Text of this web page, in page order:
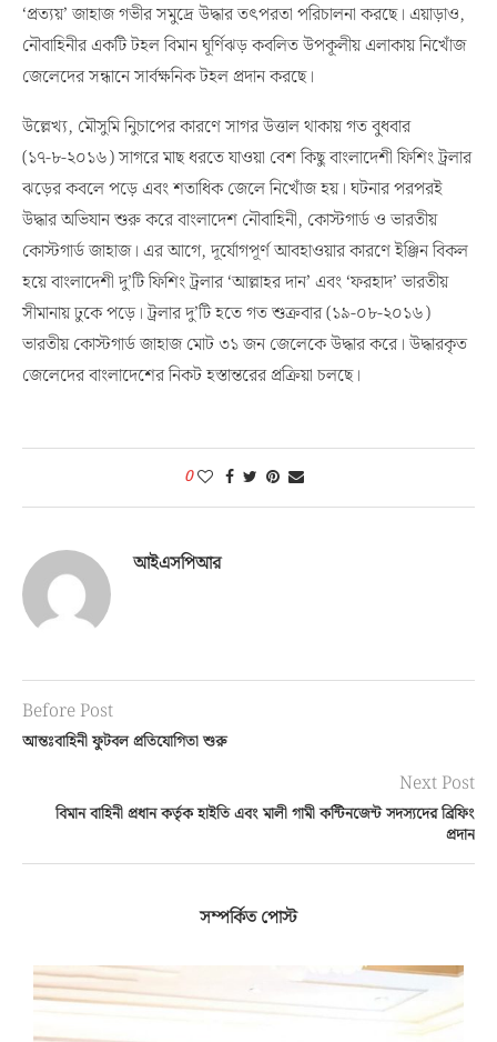
‘প্রত্যয়’ জাহাজ গভীর সমুদ্রে উদ্ধার তৎপরতা পরিচালনা করছে। এয়াড়াও,
নৌবাহিনীর একটি টহল বিমান ঘূর্ণিঝড় কবলিত উপকূলীয় এলাকায় নিখোঁজ
জেলেদের সন্ধানে সার্বক্ষনিক টহল প্রদান করছে।
উল্লেখ্য, মৌসুমি নিুচাপের কারণে সাগর উত্তাল থাকায় গত বুধবার
(১৭-৮-২০১৬) সাগরে মাছ ধরতে যাওয়া বেশ কিছু বাংলাদেশী ফিশিং ট্রলার
ঝড়ের কবলে পড়ে এবং শতাধিক জেলে নিখোঁজ হয়। ঘটনার পরপরই
উদ্ধার অভিযান শুরু করে বাংলাদেশ নৌবাহিনী, কোস্টগার্ড ও ভারতীয়
কোস্টগার্ড জাহাজ। এর আগে, দূর্যোগপূর্ণ আবহাওয়ার কারণে ইঞ্জিন বিকল
হয়ে বাংলাদেশী দু’টি ফিশিং ট্রলার ‘আল্লাহর দান’ এবং ‘ফরহাদ’ ভারতীয়
সীমানায় ঢুকে পড়ে। ট্রলার দু’টি হতে গত শুক্রবার (১৯-০৮-২০১৬)
ভারতীয় কোস্টগার্ড জাহাজ মোট ৩১ জন জেলেকে উদ্ধার করে। উদ্ধারকৃত
জেলেদের বাংলাদেশের নিকট হস্তান্তরের প্রক্রিয়া চলছে।
0
আইএসপিআর
Before Post
আন্তঃবাহিনী ফুটবল প্রতিযোগিতা শুরু
Next Post
বিমান বাহিনী প্রধান কর্তৃক হাইতি এবং মালী গামী কন্টিনজেন্ট সদস্যদের ব্রিফিং
প্রদান
সম্পর্কিত পোস্ট